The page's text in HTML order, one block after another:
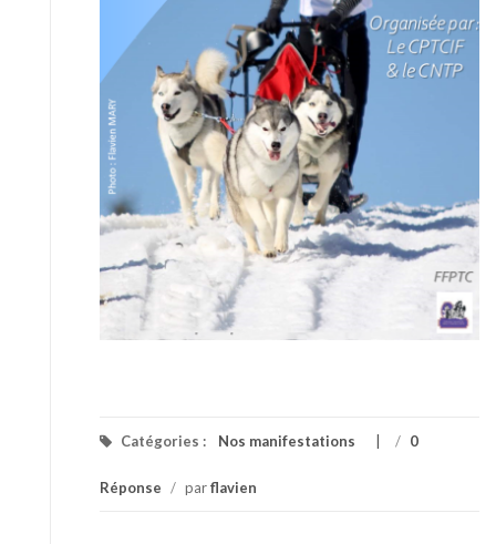
Catégories : Nos manifestations / 0
Réponse / parflavien